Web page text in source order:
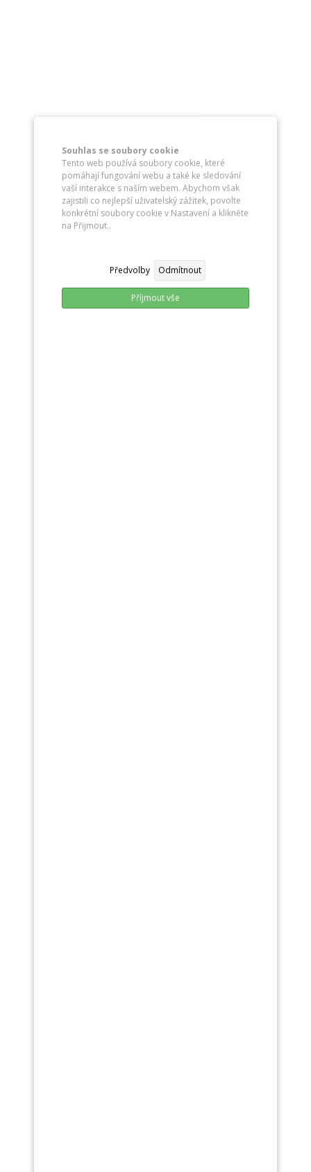
Souhlas se soubory cookie
Tento web používá soubory cookie, které
pomáhají fungování webu a také ke sledování
vaší interakce s naším webem. Abychom však
zajistili co nejlepší uživatelský zážitek, povolte
konkrétní soubory cookie v Nastavení a klikněte
na Přijmout..
Předvolby Odmítnout
Příjmout vše